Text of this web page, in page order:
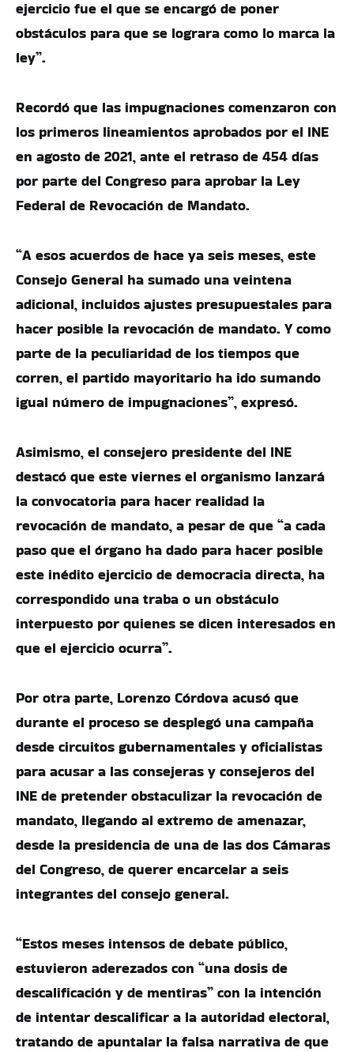
ejercicio fue el que se encargó de poner
obstáculos para que se lograra como lo marca la
ley”.
Recordó que las impugnaciones comenzaron con
los primeros lineamientos aprobados por el INE
en agosto de 2021, ante el retraso de 454 días
por parte del Congreso para aprobar la Ley
Federal de Revocación de Mandato.
“A esos acuerdos de hace ya seis meses, este
Consejo General ha sumado una veintena
adicional, incluidos ajustes presupuestales para
hacer posible la revocación de mandato. Y como
parte de la peculiaridad de los tiempos que
corren, el partido mayoritario ha ido sumando
igual número de impugnaciones”, expresó.
Asimismo, el consejero presidente del INE
destacó que este viernes el organismo lanzará
la convocatoria para hacer realidad la
revocación de mandato, a pesar de que “a cada
paso que el órgano ha dado para hacer posible
este inédito ejercicio de democracia directa, ha
correspondido una traba o un obstáculo
interpuesto por quienes se dicen interesados en
que el ejercicio ocurra”.
Por otra parte, Lorenzo Córdova acusó que
durante el proceso se desplegó una campaña
desde circuitos gubernamentales y oficialistas
para acusar a las consejeras y consejeros del
INE de pretender obstaculizar la revocación de
mandato, llegando al extremo de amenazar,
desde la presidencia de una de las dos Cámaras
del Congreso, de querer encarcelar a seis
integrantes del consejo general.
“Estos meses intensos de debate público,
estuvieron aderezados con “una dosis de
descalificación y de mentiras” con la intención
de intentar descalificar a la autoridad electoral,
tratando de apuntalar la falsa narrativa de que